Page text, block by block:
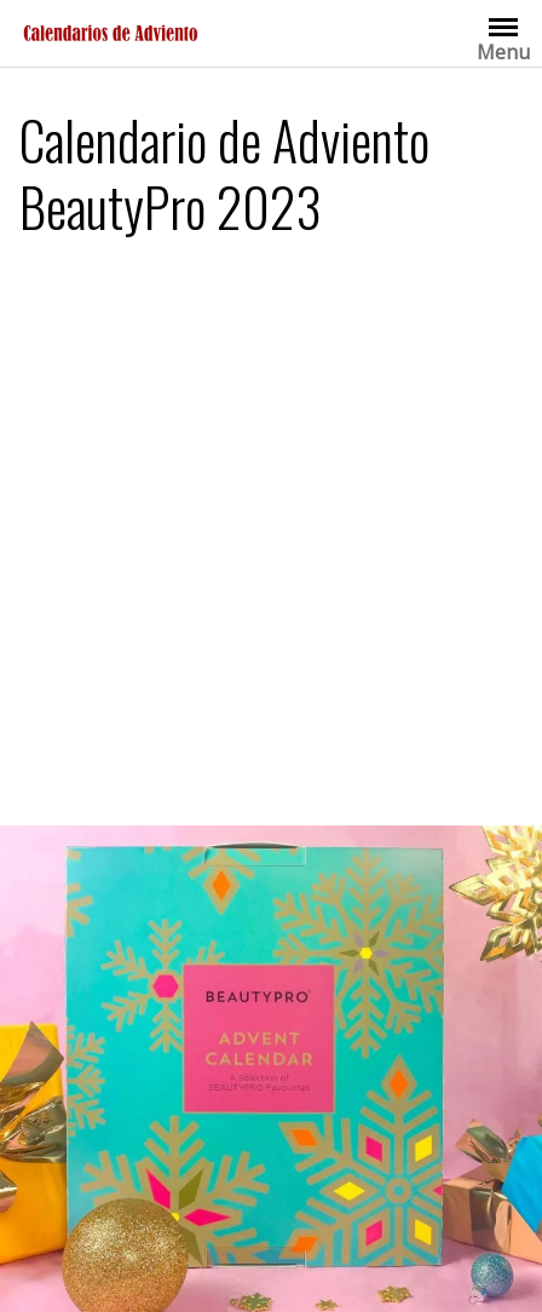
contenido
Menu
Calendario de Adviento
BeautyPro 2023